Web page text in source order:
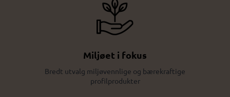
Miljøet i fokus
Bredt utvalg miljøvennlige og bærekraftige
profilprodukter